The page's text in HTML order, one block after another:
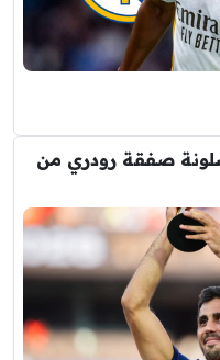
صفقة رودري من